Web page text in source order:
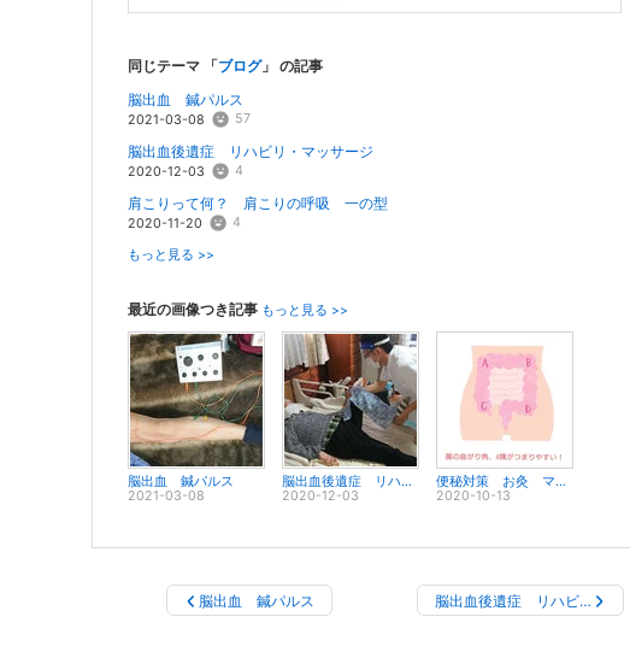
同じテーマ 「ブログ」 の記事
脳出血 鍼パルス
2021-03-08 57
脳出血後遺症 リハビリ・マッサージ
2020-12-03 4
肩こりって何？ 肩こりの呼吸 一の型
2020-11-20 4
もっと見る >>
最近の画像つき記事 もっと見る >>
脳出血 鍼パルス
2021-03-08
脳出血後遺症 リハビリ・マッサージ
2020-12-03
便秘対策 お灸 マッサージ
2020-10-13
脳出血 鍼パルス 脳出血後遺症 リハビ…